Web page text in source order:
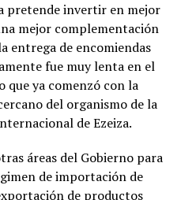
pretende invertir en mejor
mejor complementación
entrega de encomiendas
fue muy lenta en el
que ya comenzó con la
del organismo de la
de Ezeiza.
áreas del Gobierno para
de importación de
de productos